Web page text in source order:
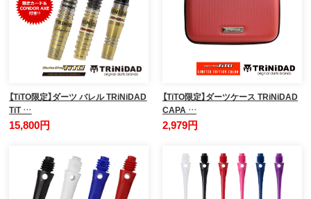
【TiTO限定】ダーツ バレル TRiNiDAD
TiT …
15,800円
【TiTO限定】ダーツケース TRiNiDAD
CAPA …
2,979円